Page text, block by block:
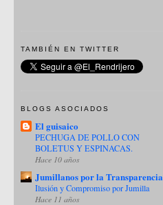
TAMBIÉN EN TWITTER
BLOGS ASOCIADOS
El guisaico
PECHUGA DE POLLO CON
BOLETUS Y ESPINACAS.
Hace 10 años
Jumillanos por la Transparencia
Ilusión y Compromiso por Jumilla
Hace 11 años